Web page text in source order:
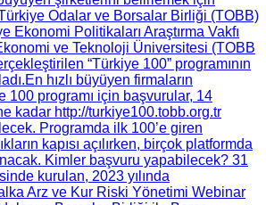
Odalar ve Borsalar Birliği (TOBB)
Ekonomi Politikaları Araştırma Vakfı
ve Teknoloji Üniversitesi (TOBB
“Türkiye 100” programının
En hızlı büyüyen firmaların
100 programı için başvurular, 14
kadar http://turkiye100.tobb.org.tr
Programda ilk 100’e giren
kapısı açılırken, birçok platformda
Kimler başvuru yapabilecek? 31
kurulan, 2023 yılında
Arz ve Kur Riski Yönetimi Webinar